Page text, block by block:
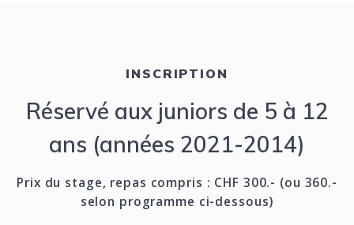
INSCRIPTION
Réservé aux juniors de 5 à 12
ans (années 2021-2014)
Prix du stage, repas compris : CHF 300.- (ou 360.-
selon programme ci-dessous)